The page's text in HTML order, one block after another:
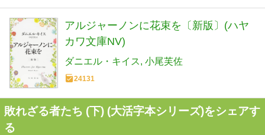
アルジャーノンに花束を〔新版〕(ハヤ
カワ文庫NV)
ダニエル・キイス 小尾芙佐
24131
敗れざる者たち (下) (大活字本シリーズ)をシェアす
る